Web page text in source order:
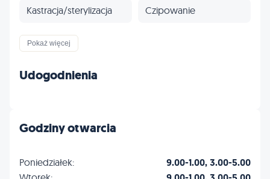
Kastracja/sterylizacja Czipowanie
Paszporty
Stomatologia
Inne
Pokaż więcej
Udogodnienia
Godziny otwarcia
Poniedziałek: 9.00-1.00, 3.00-5.00